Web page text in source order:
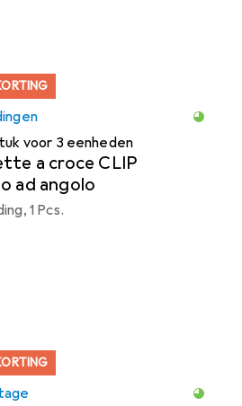
voor 3 eenheden
a croce CLIP
ad angolo
1 Pcs.